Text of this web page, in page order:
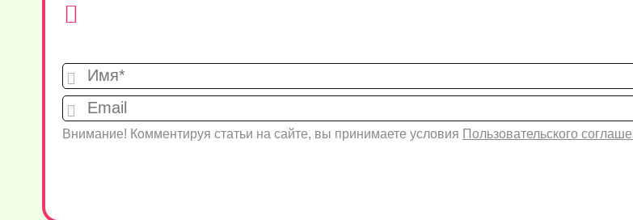
Внимание! Комментируя статьи на сайте, вы принимаете условия Пользовательского